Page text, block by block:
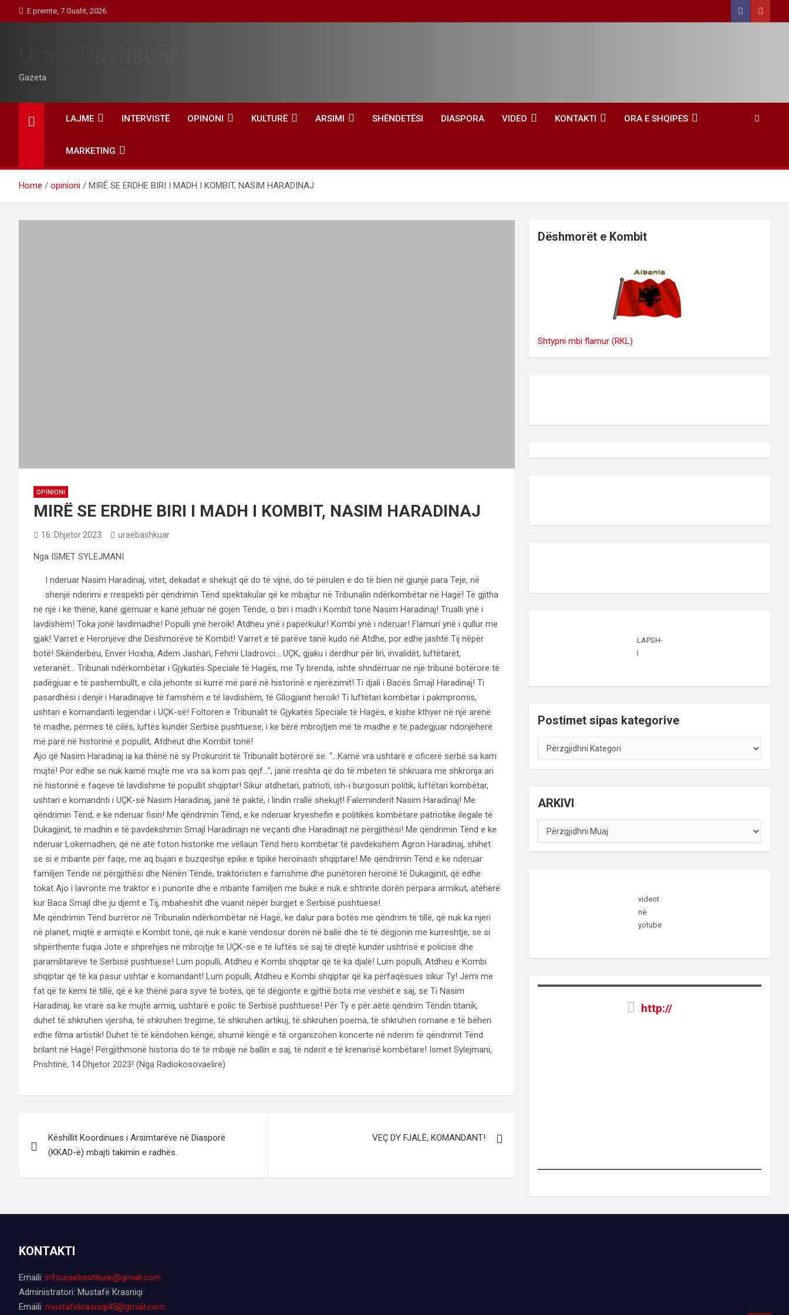
to
E premte, 7 Gusht, 2026
Gazeta
LAJME INTERVISTË OPINONI KULTURË ARSIMI SHËNDETËSI DIASPORA VIDEO KONTAKTI ORA E SHQIPES
MARKETING
Home opinioni MIRË SE ERDHE BIRI I MADH I KOMBIT, NASIM HARADINAJ
OPINIONI
MIRË SE ERDHE BIRI I MADH I KOMBIT, NASIM HARADINAJ
16. Dhjetor 2023 uraebashkuar
Nga ISMET SYLEJMANI
I nderuar Nasim Haradinaj, vitet, dekadat e shekujt që do të vijnë, do të përulen e do të bien në gjunjë para Teje, në
shenjë nderimi e rrespekti për qëndrimin Tënd spektakular që ke mbajtur në Tribunalin ndërkombëtar në Hagë! Të gjitha
në një i ke thënë, kanë gjëmuar e kanë jehuar në gojën Tënde, o biri i madh i Kombit tonë Nasim Haradinaj! Trualli ynë i
lavdishëm! Toka jonë lavdimadhe! Populli ynë heroik! Atdheu ynë i papërkulur! Kombi ynë i nderuar! Flamuri ynë i qullur me
gjak! Varret e Heronjëve dhe Dëshmorëve të Kombit! Varret e të parëve tanë kudo në Atdhe, por edhe jashtë Tij nëpër
botë! Skënderbeu, Enver Hoxha, Adem Jashari, Fehmi Lladrovci… UÇK, gjaku i derdhur për liri, invalidët, luftëtarët,
veteranët… Tribunali ndërkombëtar i Gjykatës Speciale të Hagës, me Ty brenda, ishte shndërruar në një tribunë botërore të
padëgjuar e të pashembullt, e cila jehonte si kurrë më parë në historinë e njerëzimit! Ti djali i Bacës Smajl Haradinaj! Ti
pasardhësi i denjë i Haradinajve të famshëm e të lavdishëm, të Gllogjanit heroik! Ti luftëtari kombëtar i pakmpromis,
ushtari e komandanti legjendar i UÇK-së! Foltoren e Tribunalit të Gjykatës Speciale të Hagës, e kishe kthyer në një arenë
të madhe, përmes të cilës, luftës kundër Serbisë pushtuese, i ke bërë mbrojtjen më të madhe e të padegjuar ndonjëherë
më parë në historinë e popullit, Atdheut dhe Kombit tonë!
Ajo që Nasim Haradinaj ia ka thënë në sy Prokurorit të Tribunalit botërorë se: “…Kamë vra ushtarë e oficerë serbë sa kam
mujtë! Por edhe se nuk kamë mujtë me vra sa kom pas qejf…”, janë rreshta që do të mbeten të shkruara me shkronja ari
në historinë e faqeve të lavdishme të popullit shqiptar! Sikur atdhetari, patrioti, ish-i burgosuri politik, luftëtari kombëtar,
ushtari e komandnti i UÇK-së Nasim Haradinaj, janë të paktë, i lindin rrallë shekujt! Faleminderit Nasim Haradinaj! Me
qëndrimin Tënd, e ke nderuar fisin! Me qëndrimin Tënd, e ke nderuar kryeshefin e politikës kombëtare patriotike ilegale të
Dukagjinit, të madhin e të pavdekshmin Smajl Haradinajn në veçanti dhe Haradinajt në përgjithësi! Me qëndrimin Tënd e ke
nderuar Lokemadhen, që në atë foton historike me vëllaun Tënd hero kombëtar të pavdekshëm Agron Haradinaj, shihet
se si e mbante për faqe, me aq bujari e buzqeshje epike e tipike heroinash shqiptare! Me qëndrimin Tënd e ke nderuar
familjen Tënde në përgjithësi dhe Nënën Tënde, traktoristen e famshme dhe punëtoren heroinë të Dukagjinit, që edhe
tokat Ajo i lavronte me traktor e i punonte dhe e mbante familjen me bukë e nuk e shtrinte dorën përpara armikut, atëherë
kur Baca Smajl dhe ju djemt e Tij, mbaheshit dhe vuanit nëpër burgjet e Serbisë pushtuese!
Me qëndrimin Tënd burrëror në Tribunalin ndërkombëtar në Hagë, ke dalur para botës me qëndrim të tillë, që nuk ka njeri
në planet, miqtë e armiqtë e Kombit tonë, që nuk e kanë vendosur dorën në ballë dhe të të dëgjonin me kurreshtje, se si
shpërthente fuqia Jote e shprehjes në mbrojtje të UÇK-së e të luftës së saj të drejtë kundër ushtrisë e policisë dhe
paramilitarëve të Serbisë pushtuese! Lum populli, Atdheu e Kombi shqiptar që të ka djalë! Lum populli, Atdheu e Kombi
shqiptar që të ka pasur ushtar e komandant! Lum populli, Atdheu e Kombi shqiptar që ka përfaqësues sikur Ty! Jemi me
fat që të kemi të tillë, që e ke thënë para syve të botës, që të dëgjonte e gjithë bota me veshët e saj, se Ti Nasim
Haradinaj, ke vrarë sa ke mujtë armiq, ushtarë e polic të Serbisë pushtuese! Për Ty e për aëtë qëndrim Tëndin titanik,
duhet të shkruhen vjersha, të shkruhen tregime, të shkruhen artikuj, të shkruhen poema, të shkruhen romane e të bëhen
edhe filma artistik! Duhet të të këndohen këngë, shumë këngë e të organizohen koncerte në nderim të qëndrimit Tënd
brilant në Hagë! Përgjithmonë historia do të të mbajë në ballin e saj, të nderit e të krenarisë kombëtare! Ismet Sylejmani,
Prishtinë, 14 Dhjetor 2023! (Nga Radiokosovaelire)
te
postimet
Këshillit Koordinues i Arsimtarëve në Diasporë
(KKAD-ë) mbajti takimin e radhës.
VEÇ DY FJALË, KOMANDANT!
Dëshmorët e Kombit
Shtypni mbi flamur (RKL)
LAPSH-
I
Postimet sipas kategorive
Postimet
sipas
kategorive
ARKIVI
ARKIVI
videot
në
yotube
http://
KONTAKTI
Emaili: infouraebashkuar@gmail.com
Administratori: Mustafë Krasniqi
Emaili: mustafekrasniqi45@gmail.com